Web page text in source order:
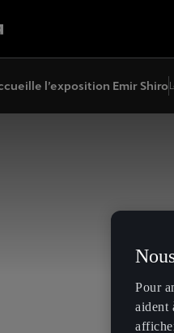
l’exposition Emir Shiro
Pour
aident